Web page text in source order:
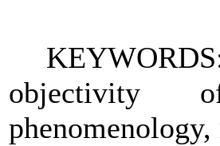
objectivity